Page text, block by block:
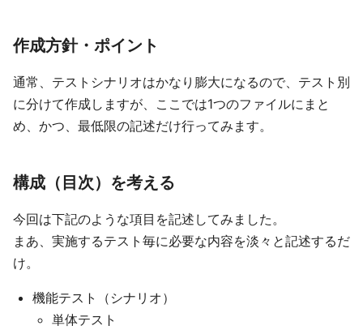
作成方針・ポイント
通常、テストシナリオはかなり膨大になるので、テスト別
に分けて作成しますが、ここでは1つのファイルにまと
め、かつ、最低限の記述だけ行ってみます。
構成（目次）を考える
今回は下記のような項目を記述してみました。
まあ、実施するテスト毎に必要な内容を淡々と記述するだ
け。
機能テスト（シナリオ）
単体テスト